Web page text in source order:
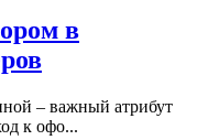
в
– важный атрибут
к офо...